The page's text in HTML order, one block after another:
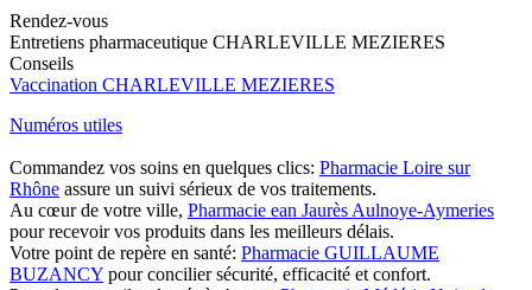
Rendez-vous
Entretiens pharmaceutique CHARLEVILLE MEZIERES
Conseils
Vaccination CHARLEVILLE MEZIERES
Numéros utiles
Commandez vos soins en quelques clics: Pharmacie Loire sur
Rhône assure un suivi sérieux de vos traitements.
Au cœur de votre ville, Pharmacie ean Jaurès Aulnoye-Aymeries
pour recevoir vos produits dans les meilleurs délais.
Votre point de repère en santé: Pharmacie GUILLAUME
BUZANCY pour concilier sécurité, efficacité et confort.